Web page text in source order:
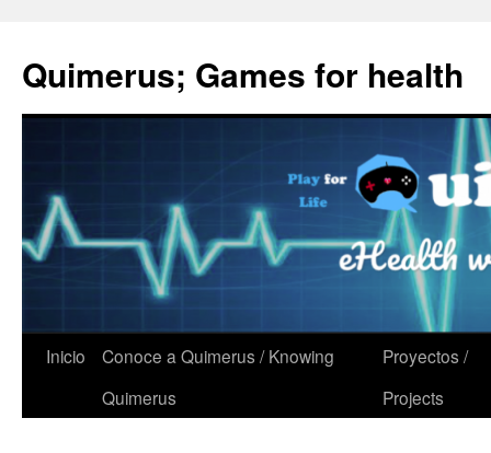
Quimerus; Games for health
Saltar
Inicio
Conoce a Quimerus / Knowing
Quimerus
Proyectos /
Projects